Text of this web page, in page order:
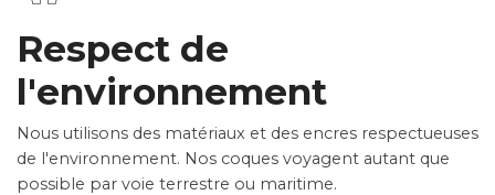
Respect de
l'environnement
Nous utilisons des matériaux et des encres respectueuses
de l'environnement. Nos coques voyagent autant que
possible par voie terrestre ou maritime.